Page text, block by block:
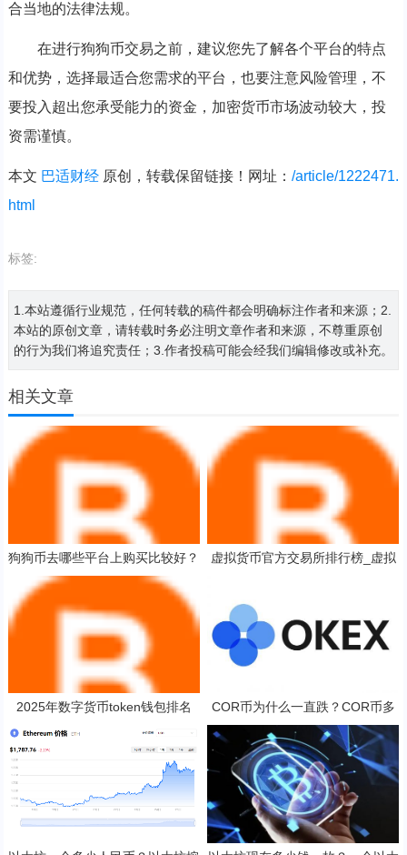
合当地的法律法规。
在进行狗狗币交易之前，建议您先了解各个平台的特点
和优势，选择最适合您需求的平台，也要注意风险管理，不
要投入超出您承受能力的资金，加密货币市场波动较大，投
资需谨慎。
本文 巴适财经原创，转载保留链接！网址： /article/1222471.
html
标签:
1.本站遵循行业规范，任何转载的稿件都会明确标注作者和来源；2.
本站的原创文章，请转载时务必注明文章作者和来源，不尊重原创
的行为我们将追究责任；3.作者投稿可能会经我们编辑修改或补充。
相关文章
狗狗币去哪些平台上购买比较好？
十大玩家常用的狗狗币平台一览
虚拟货币官方交易所排行榜_虚拟
2025年数字货币token钱包排名
COR币为什么一直跌？COR币多
少钱一枚？